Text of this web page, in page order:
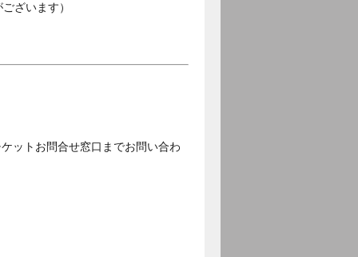
ざいます）
ットお問合せ窓口までお問い合わ